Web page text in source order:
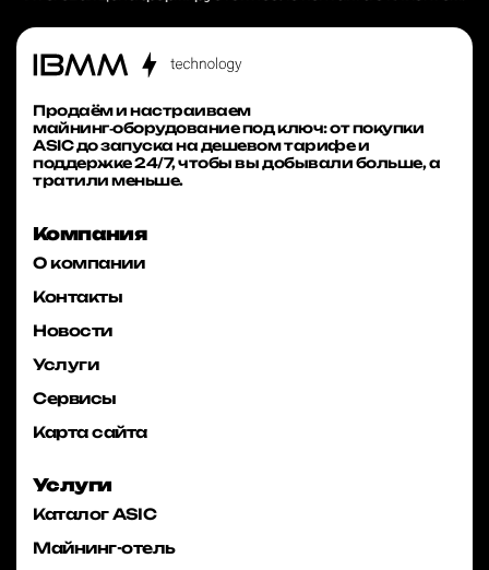
Продаём и настраиваем
майнинг‑оборудование под ключ: от покупки
ASIC до запуска на дешевом тарифе и
поддержке 24/7, чтобы вы добывали больше, а
тратили меньше.
Компания
О компании
Контакты
Новости
Услуги
Сервисы
Карта сайта
Услуги
Каталог ASIC
Майнинг-отель